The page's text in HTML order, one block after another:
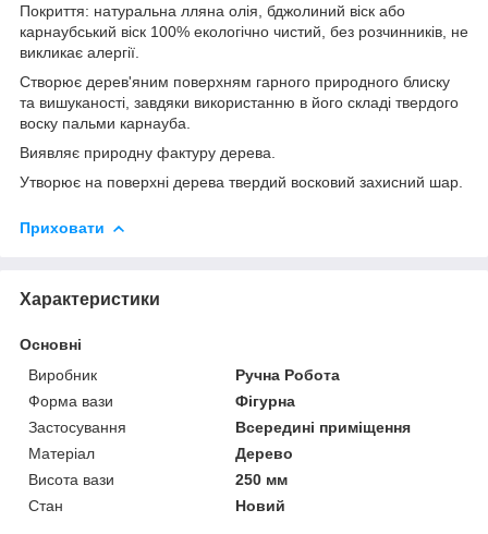
Покриття: натуральна лляна олія, бджолиний віск або
карнаубський віск 100% екологічно чистий, без розчинників, не
викликає алергії.
Створює дерев'яним поверхням гарного природного блиску
та вишуканості, завдяки використанню в його складі твердого
воску пальми карнауба.
Виявляє природну фактуру дерева.
Утворює на поверхні дерева твердий восковий захисний шар.
Приховати
Характеристики
Основні
Виробник
Ручна Робота
Форма вази
Фігурна
Застосування
Всередині приміщення
Матеріал
Дерево
Висота вази
250 мм
Стан
Новий